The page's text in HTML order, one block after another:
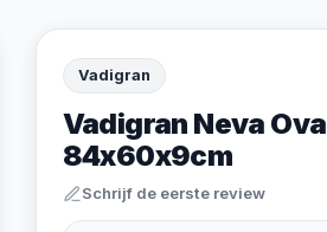
Vadigran
Vadigran Neva
84x60x9cm
Schrijf de eerste review